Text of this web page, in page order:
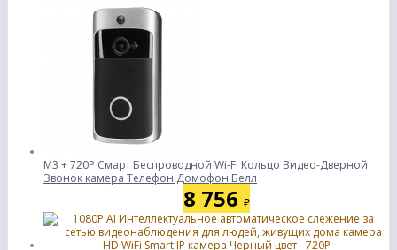
M3 + 720P Смарт Беспроводной Wi-Fi Кольцо Видео-Дверной
Звонок камера Телефон Домофон Белл
8 756 ₽